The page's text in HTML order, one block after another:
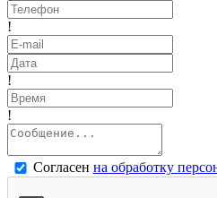
!
!
!
Согласен на обработку